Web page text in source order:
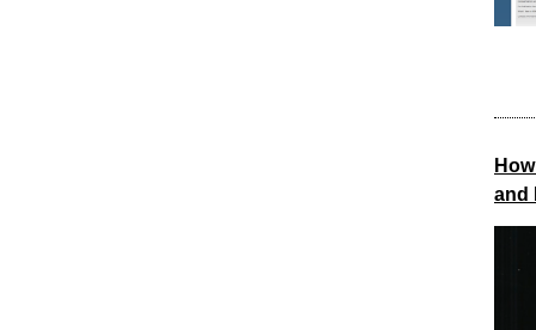
and